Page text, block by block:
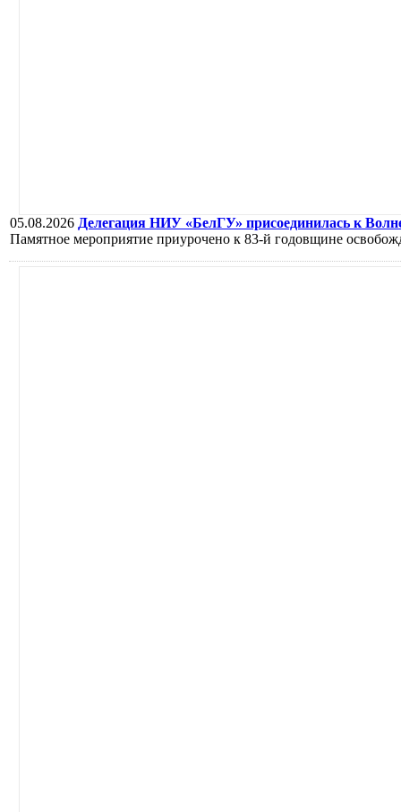
05.08.2026 Делегация НИУ «БелГУ» присоединилась к
Памятное мероприятие приурочено к 83-й годовщине